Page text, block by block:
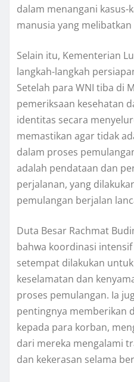
dalam menangani kasus-
manusia yang
Selain itu, Kementerian
langkah-langkah
Setelah para WNI tiba di
pemeriksaan kesehatan
identitas secara
memastikan agar tidak
dalam proses
adalah pendataan dan
perjalanan, yang
pemulangan berjalan
Duta Besar Rachmat
bahwa koordinasi
setempat dilakukan
keselamatan dan
proses pemulangan. Ia
pentingnya memberikan
kepada para korban,
dari mereka mengalami
dan kekerasan selama